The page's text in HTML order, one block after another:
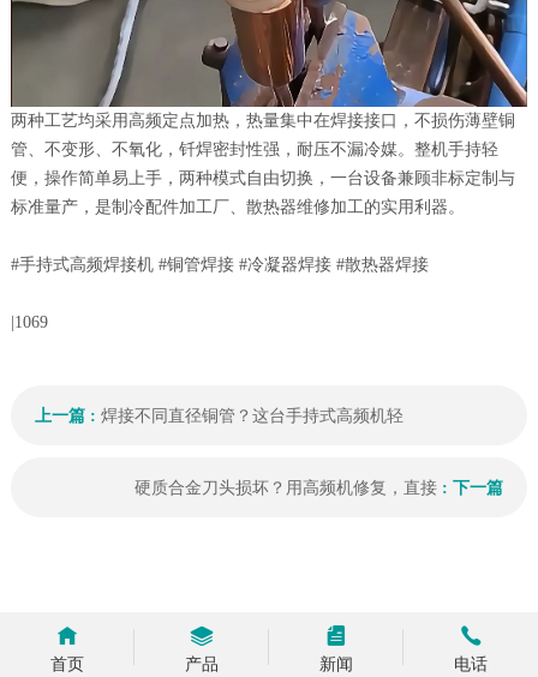
两种工艺均采用高频定点加热，热量集中在焊接接口，不损伤薄壁铜
管、不变形、不氧化，钎焊密封性强，耐压不漏冷媒。整机手持轻
便，操作简单易上手，两种模式自由切换，一台设备兼顾非标定制与
标准量产，是制冷配件加工厂、散热器维修加工的实用利器。
#手持式高频焊接机 #铜管焊接 #冷凝器焊接 #散热器焊接
1069
上一篇 : 焊接不同直径铜管？这台手持式高频机轻
硬质合金刀头损坏？用高频机修复，直接 : 下一篇
首页 产品 新闻 电话